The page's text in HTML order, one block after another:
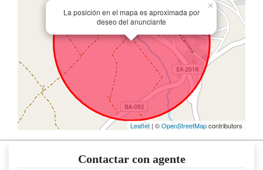
La posición en el mapa es aproximada por
deseo del anunciante
×
Leaflet | ©OpenStreetMapcontributors
Contactar con agente